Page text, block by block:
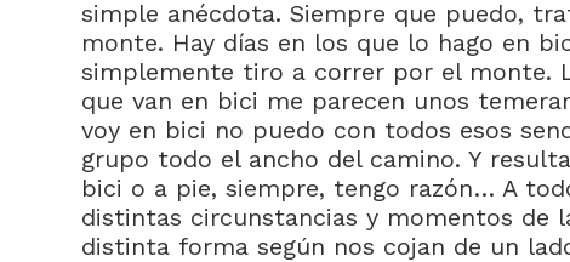
simple anécdota. Siempre que puedo,
monte. Hay días en los que lo hago en
simplemente tiro a correr por el monte.
que van en bici me parecen unos
voy en bici no puedo con todos esos
grupo todo el ancho del camino. Y
bici o a pie, siempre, tengo razón… A
distintas circunstancias y momentos de
distinta forma según nos cojan de un